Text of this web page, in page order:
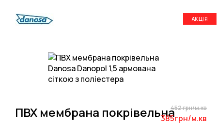
АКЦІЯ
ПВХ мембрана покрівельна452 грн/м.кв
385грн/м.кв